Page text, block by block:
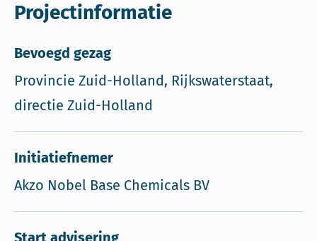
Projectinformatie
Bevoegd gezag
Provincie Zuid-Holland, Rijkswaterstaat,
directie Zuid-Holland
Initiatiefnemer
Akzo Nobel Base Chemicals BV
Start advisering